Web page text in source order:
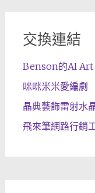
交換連結
Benson的AI Art
咪咪米米愛編劇
晶典藝飾雷射水
飛來筆網路行銷